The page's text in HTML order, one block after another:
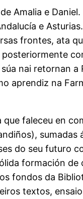
Amalia e
e
frontes, ata
nai retornan
aprendiz na
faleceu en
do seu futuro
formación
fondos da
textos,